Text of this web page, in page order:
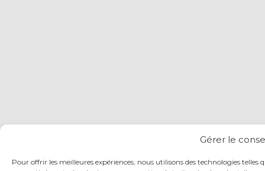
Gérer le
Pour offrir les meilleures expériences, nous utilisons des technologies